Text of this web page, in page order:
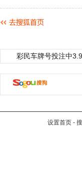
彩民车牌号投注中
设置首页 -